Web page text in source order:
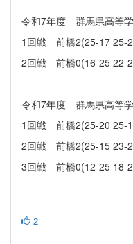
令和7年度 群馬県高等
1回戦 前橋2(25-17 25-
2回戦 前橋0(16-25 22-
令和7年度 群馬県高等
1回戦 前橋2(25-20 25-
2回戦 前橋2(25-15 23-
3回戦 前橋0(12-25 18-
2